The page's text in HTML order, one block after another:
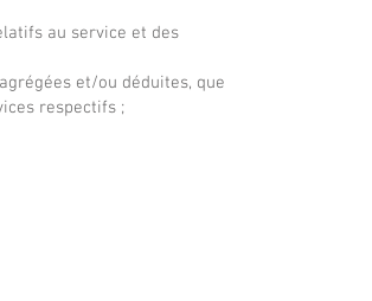
au service et des
et/ou déduites, que
respectifs ;